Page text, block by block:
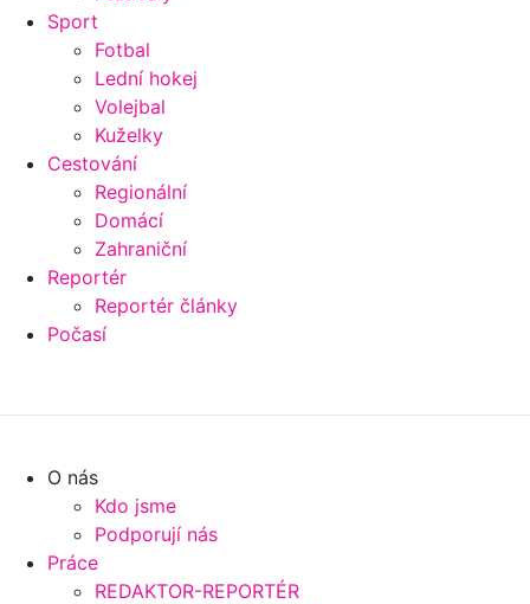
Sport
Fotbal
Lední hokej
Volejbal
Kuželky
Cestování
Regionální
Domácí
Zahraniční
Reportér
Reportér články
Počasí
O nás
Kdo jsme
Podporují nás
Práce
REDAKTOR-REPORTÉR